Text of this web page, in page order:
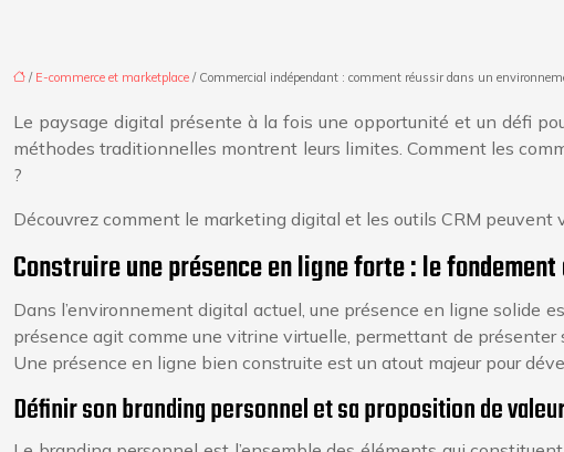
/ E-commerce et marketplace / Commercial indépendant : comment réussir dans un
Le paysage digital présente à la fois une opportunité et un défi
méthodes traditionnelles montrent leurs limites. Comment les
?
Découvrez comment le marketing digital et les outils CRM peuvent
Construire une présence en ligne forte : le
Dans l’environnement digital actuel, une présence en ligne solide
présence agit comme une vitrine virtuelle, permettant de
Une présence en ligne bien construite est un atout majeur pour
Définir son branding personnel et sa proposition de